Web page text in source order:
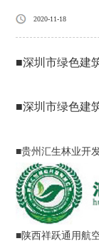
2020-11-18
■深圳市绿色建
■深圳市绿色建
■贵州汇生林业开
■陕西祥跃通用航